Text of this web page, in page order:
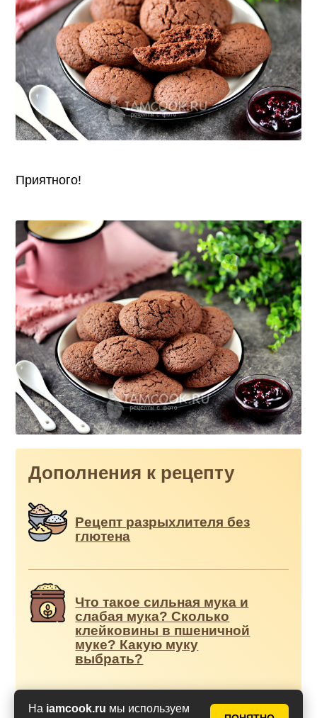
На iamcook.ru мы используем
Приятного!
Дополнения к рецепту
Рецепт разрыхлителя без
глютена
Что такое сильная мука и
слабая мука? Сколько
клейковины в пшеничной
муке? Какую муку
выбрать?